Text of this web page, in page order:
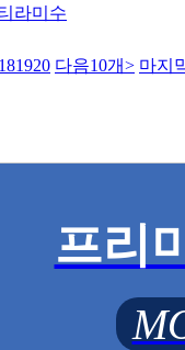
라미수
181920 다음10개> 마지
프리